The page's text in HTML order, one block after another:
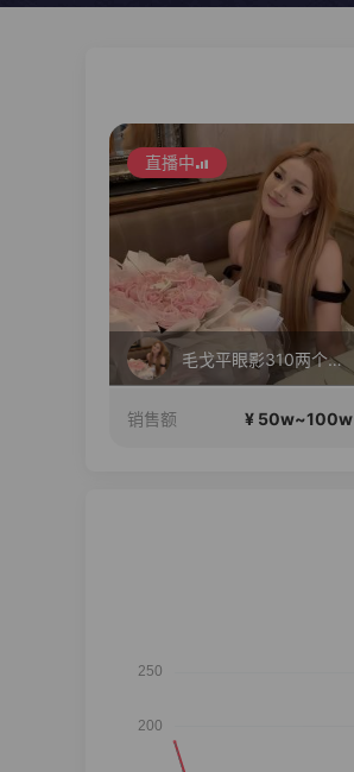
直播中
毛戈平眼影310两个正装！
销售额 ¥ 50w~100w